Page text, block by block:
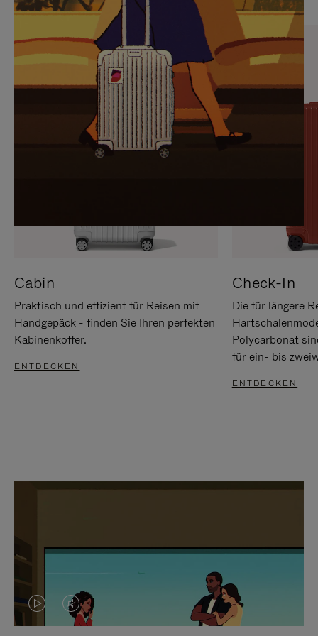
SIE,
UM
ANZUHALTEN
AUFHEBEN
DER
STUMMSCHALTUNG
Cabin
Praktisch und effizient für Reisen mit
Handgepäck - finden Sie Ihren perfekten
Kabinenkoffer.
ENTDECKEN
Check-In
Die für längere
Polycarbonat
für ein- bis
ENTDECKEN
DASVIDEO